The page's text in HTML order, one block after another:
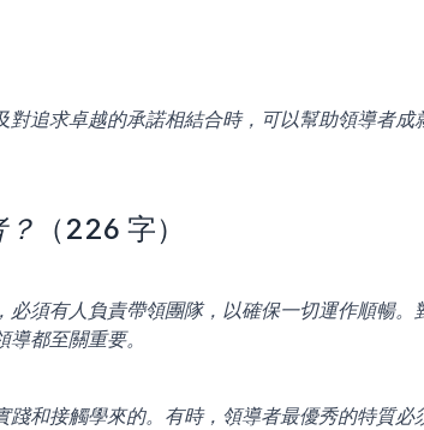
追求卓越的承諾相結合時，可以幫助領導者成
（226 字）
須有人負責帶領團隊，以確保一切運作順暢。
都至關重要。
和接觸學來的。有時，領導者最優秀的特質必